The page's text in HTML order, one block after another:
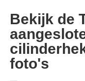
Bekijk de
foto's